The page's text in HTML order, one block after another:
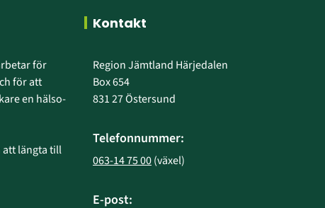
för
för att
en hälso-
att längta till
Kontakt
Region Jämtland Härjedalen
Box 654
831 27 Östersund
Telefonnummer:
063-14 75 00 (växel)
E-post: